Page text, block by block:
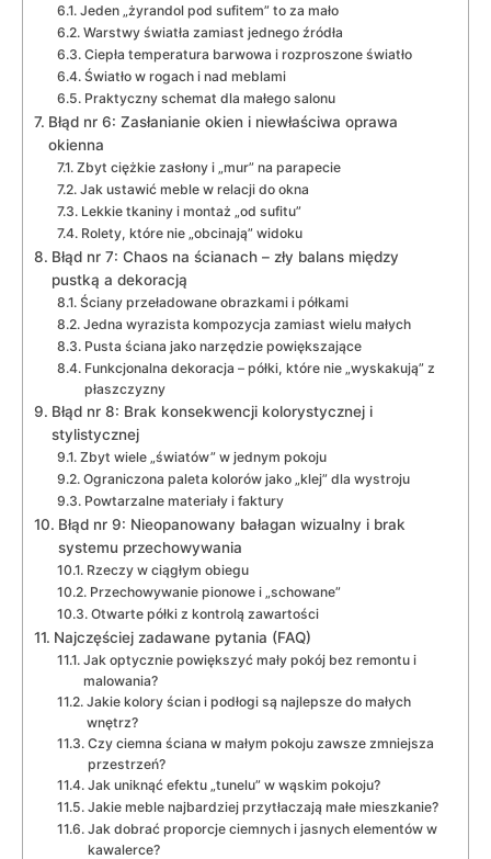
Jeden „żyrandol pod sufitem” to za mało
Warstwy światła zamiast jednego źródła
Ciepła temperatura barwowa i rozproszone światło
Światło w rogach i nad meblami
Praktyczny schemat dla małego salonu
Błąd nr 6: Zasłanianie okien i niewłaściwa oprawa
okienna
Zbyt ciężkie zasłony i „mur” na parapecie
Jak ustawić meble w relacji do okna
Lekkie tkaniny i montaż „od sufitu”
Rolety, które nie „obcinają” widoku
Błąd nr 7: Chaos na ścianach – zły balans między
pustką a dekoracją
Ściany przeładowane obrazkami i półkami
Jedna wyrazista kompozycja zamiast wielu małych
Pusta ściana jako narzędzie powiększające
Funkcjonalna dekoracja – półki, które nie „wyskakują” z
płaszczyzny
Błąd nr 8: Brak konsekwencji kolorystycznej i
stylistycznej
Zbyt wiele „światów” w jednym pokoju
Ograniczona paleta kolorów jako „klej” dla wystroju
Powtarzalne materiały i faktury
Błąd nr 9: Nieopanowany bałagan wizualny i brak
systemu przechowywania
Rzeczy w ciągłym obiegu
Przechowywanie pionowe i „schowane”
Otwarte półki z kontrolą zawartości
Najczęściej zadawane pytania (FAQ)
Jak optycznie powiększyć mały pokój bez remontu i
malowania?
Jakie kolory ścian i podłogi są najlepsze do małych
wnętrz?
Czy ciemna ściana w małym pokoju zawsze zmniejsza
przestrzeń?
Jak uniknąć efektu „tunelu” w wąskim pokoju?
Jakie meble najbardziej przytłaczają małe mieszkanie?
Jak dobrać proporcje ciemnych i jasnych elementów w
kawalerce?